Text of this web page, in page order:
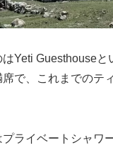
Yeti Guesthouseと
で、これまでのテ
プライベートシャワ